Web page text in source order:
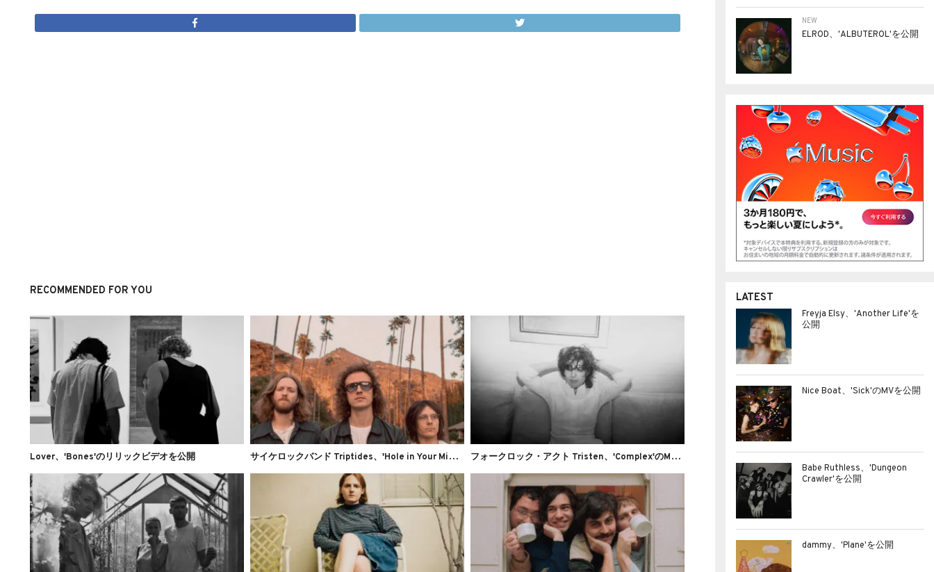
RECOMMENDED FOR YOU
Lover、'Bones'のリリックビデオを公開 サ
イケロックバンド Triptides、'Hole in Your Mind'のMVを公開 フ
ォークロック・アクト Tristen、'Complex'のMVを公開
NEW
ELROD、'ALBUTEROL'を公開
LATEST
Freyja Elsy、'Another Life'を
公開
Nice Boat、'Sick'のMVを公開
Babe Ruthless、'Dungeon
Crawler'を公開
dammy、'Plane'を公開